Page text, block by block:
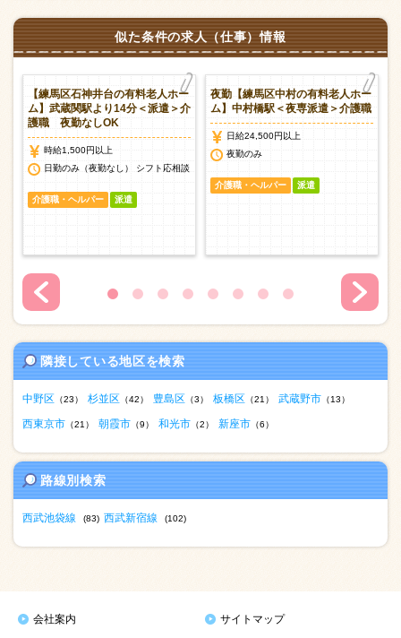
似た条件の求人（仕事）情報
【練馬区石神井台の有料老人ホー
ム】武蔵関駅より14分＜派遣＞介
護職 夜勤なしOK
時給1,500円以上
日勤のみ（夜勤なし） シフト応相談
介護職・ヘルパー 派遣
夜勤【練馬区中村の有料老人ホー
ム】中村橋駅＜夜専派遣＞介護職
日給24,500円以上
夜勤のみ
介護職・ヘルパー 派遣
隣接している地区を検索
中野区 （23） 杉並区 （42） 豊島区 （3） 板橋区 （21） 武蔵野市 （13）
西東京市 （21） 朝霞市 （9） 和光市 （2） 新座市 （6）
路線別検索
西武池袋線 (83) 西武新宿線 (102)
会社案内 サイトマップ